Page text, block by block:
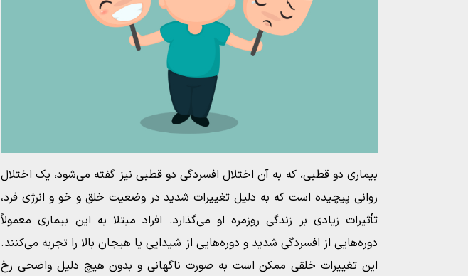
بیماری دو قطبی، که به آن اختلال افسردگی دو قطبی نیز گفته می‌شود، یک اختلال
روانی پیچیده است که به دلیل تغییرات شدید در وضعیت خلق و خو و انرژی فرد،
تأثیرات زیادی بر زندگی روزمره او می‌گذارد. افراد مبتلا به این بیماری معمولاً
دوره‌هایی از افسردگی شدید و دوره‌هایی از شیدایی یا هیجان بالا را تجربه می‌کنند.
این تغییرات خلقی ممکن است به صورت ناگهانی و بدون هیچ دلیل واضحی رخ